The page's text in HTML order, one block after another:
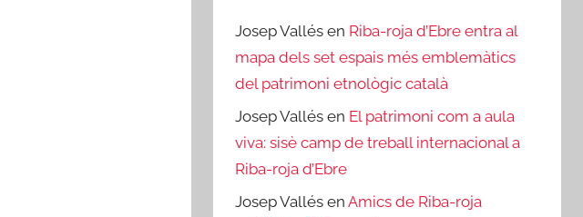
Josep Vallés en Riba-roja d’Ebre entra al
mapa dels set espais més emblemàtics
del patrimoni etnològic català
Josep Vallés en El patrimoni com a aula
viva: sisè camp de treball internacional a
Riba-roja d’Ebre
Josep Vallés enAmics de Riba-roja